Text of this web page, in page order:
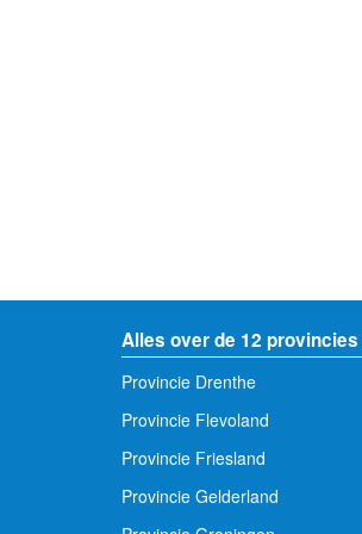
Alles over de 12 provincies
Provincie Drenthe
Provincie Flevoland
Provincie Friesland
Provincie Gelderland